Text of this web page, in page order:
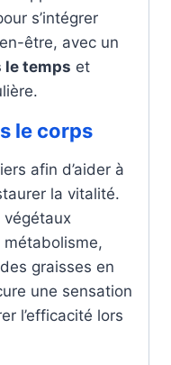
s’intégrer
être, avec un
le temps et
le corps
afin d’aider à
la vitalité.
végétaux
métabolisme,
graisses en
une sensation
l’efficacité lors